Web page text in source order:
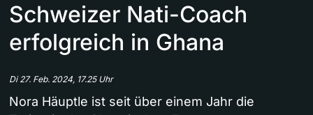
Schweizer Nati-Coach
erfolgreich in Ghana
Di 27. Feb. 2024, 17.25 Uhr
Nora Häuptle ist seit über einem Jahr die